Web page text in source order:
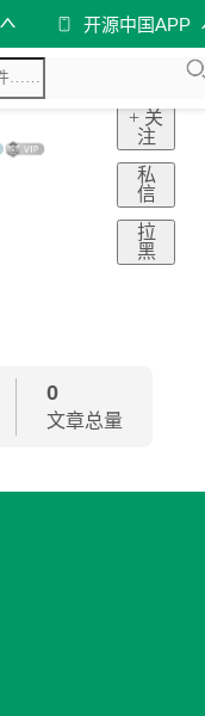
开源中国APP
+ 关
注
私
信
拉
黑
0
文章总量